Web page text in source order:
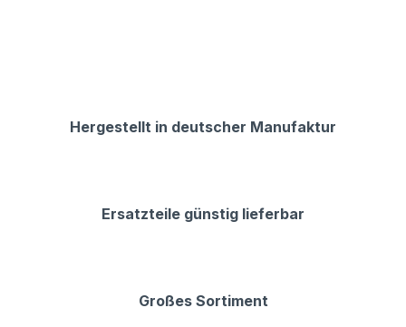
Hergestellt in deutscher Manufaktur
Ersatzteile günstig lieferbar
Großes Sortiment